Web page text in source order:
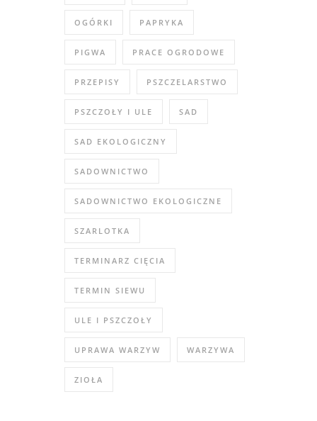
OGÓRKI PAPRYKA
PIGWA PRACE OGRODOWE
PRZEPISY PSZCZELARSTWO
PSZCZOŁY I ULE SAD
SAD EKOLOGICZNY
SADOWNICTWO
SADOWNICTWO EKOLOGICZNE
SZARLOTKA
TERMINARZ CIĘCIA
TERMIN SIEWU
ULE I PSZCZOŁY
UPRAWA WARZYW WARZYWA
ZIOŁA